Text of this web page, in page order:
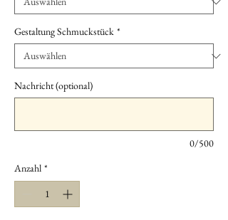
Gestaltung Schmuckstück *
Nachricht (optional)
0/500
Anzahl *